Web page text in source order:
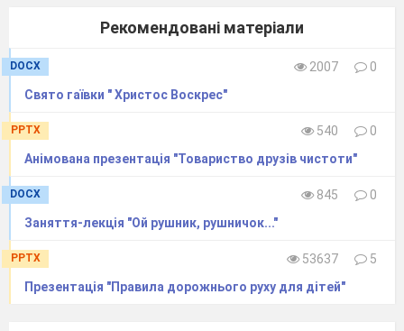
Рекомендовані матеріали
DOCX 2007
0
Свято гаївки " Христос Воскрес"
PPTX 540
0
Анімована презентація "Товариство друзів чистоти"
DOCX 845
0
Заняття-лекція "Ой рушник, рушничок..."
PPTX 53637
5
Презентація "Правила дорожнього руху для дітей"